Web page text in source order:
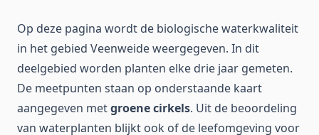
Op deze pagina wordt de biologische waterkwaliteit
in het gebied Veenweide weergegeven. In dit
deelgebied worden planten elke drie jaar gemeten.
De meetpunten staan op onderstaande kaart
aangegeven metgroene cirkels. Uit de beoordeling
van waterplanten blijkt ook of de leefomgeving voor